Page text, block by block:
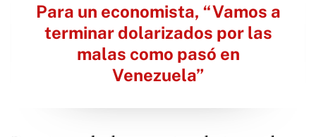
Para un economista, “Vamos a
terminar dolarizados por las
malas como pasó en
Venezuela”